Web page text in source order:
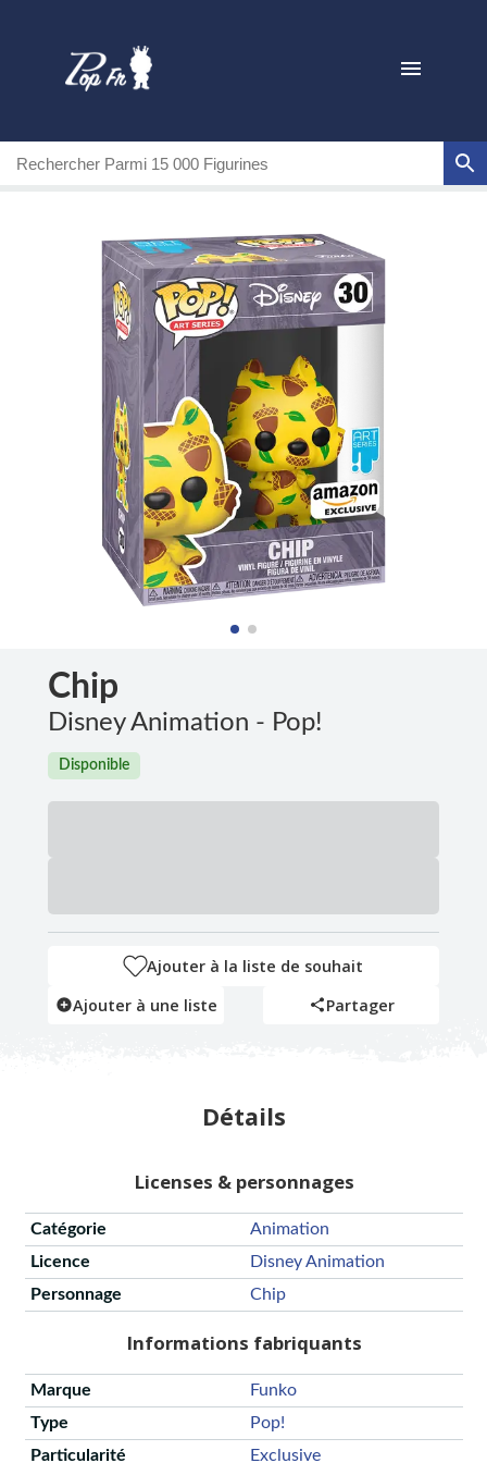
Chip
Disney Animation - Pop!
Disponible
Ajouter à la liste de souhait
Ajouter à une liste
Partager
Détails
Licenses & personnages
Catégorie
Animation
Licence
Disney Animation
Personnage
Chip
Informations fabriquants
Marque
Funko
Type
Pop!
Particularité
Exclusive